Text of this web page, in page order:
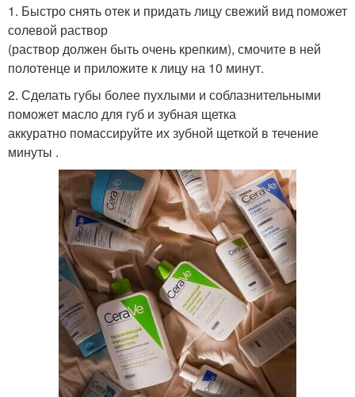
1. Быстро снять отек и придать лицу свежий вид поможет
солевой раствор
(раствор должен быть очень крепким), смочите в ней
полотенце и приложите к лицу на 10 минут.
2. Сделать губы более пухлыми и соблазнительными
поможет масло для губ и зубная щетка
аккуратно помассируйте их зубной щеткой в течение
минуты .